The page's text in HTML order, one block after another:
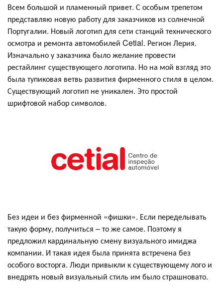
Всем большой и пламенный привет. С особым трепетом
представляю новую работу для заказчиков из солнечной
Португалии. Новый логотип для сети станций технического
осмотра и ремонта автомобилей Cetial. Регион Лерия.
Изначально у заказчика было желание провести
рестайлинг существующего логотипа. Но на мой взгляд это
была тупиковая ветвь развития фирменного стиля в целом.
Существующий логотип не уникален. Это простой
шрифтовой набор символов.
Без идеи и без фирменной «фишки». Если переделывать
такую форму, получиться – то же самое. Поэтому я
предложил кардинальную смену визуального имиджа
компании. И такая идея была принята встречена без
особого восторга. Люди привыкли к существующему лого и
внедрять новый визуальный стиль им было страшновато.